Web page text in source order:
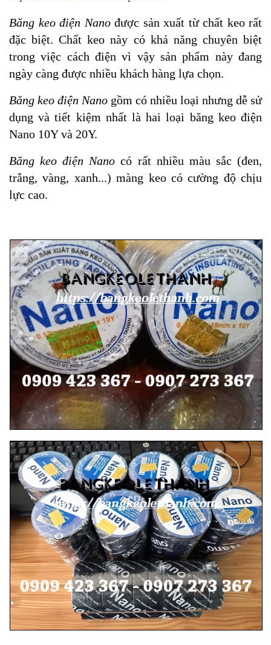
Băng keo điện Nanođược sản xuất từ chất keo rất
đặc biệt. Chất keo này có khả năng chuyên biệt
trong việc cách điện vì vậy sản phẩm này đang
ngày càng được nhiều khách hàng lựa chọn.
Băng keo điện Nano gồm có nhiều loại nhưng dễ sử
dụng và tiết kiệm nhất là hai loại băng keo điện
Nano 10Y và 20Y.
Băng keo điện Nano có rất nhiều màu sắc (đen,
trắng, vàng, xanh...) màng keo có cường độ chịu
lực cao.